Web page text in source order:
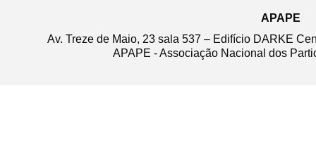
APAPE
Av. Treze de Maio, 23 sala 537 – Edifício DARKE
APAPE - Associação Nacional dos